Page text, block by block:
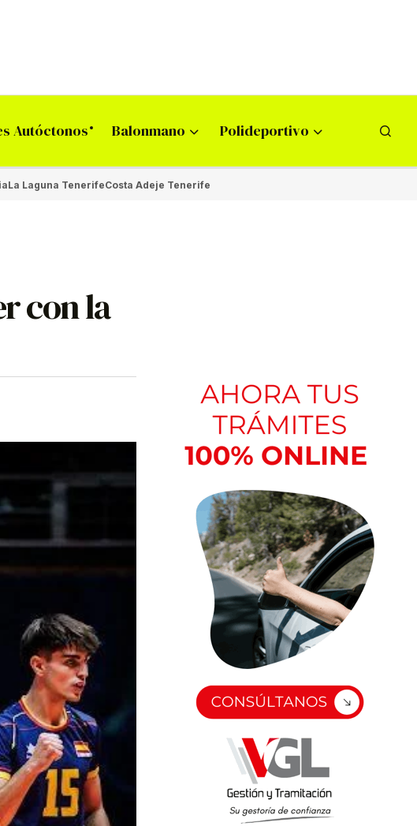
Autóctonos Balonmano Polideportivo
La Laguna TenerifeCosta Adeje Tenerife
con la